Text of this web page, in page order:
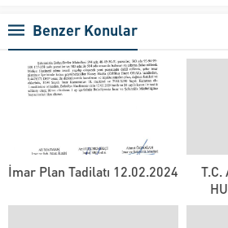
Benzer Konular
İmar Plan Tadilatı 12.02.2024
T.C.